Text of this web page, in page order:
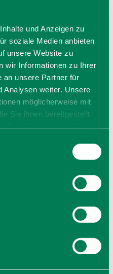
und Anzeigen zu
soziale Medien anbieten
unsere Website zu
wir Informationen zu Ihrer
an unsere Partner für
Analysen weiter. Unsere
möglicherweise mit
Sie ihnen bereitgestellt
Ihrer Nutzung der Dienste
weiterhin nutzen.